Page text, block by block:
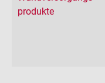
produkte